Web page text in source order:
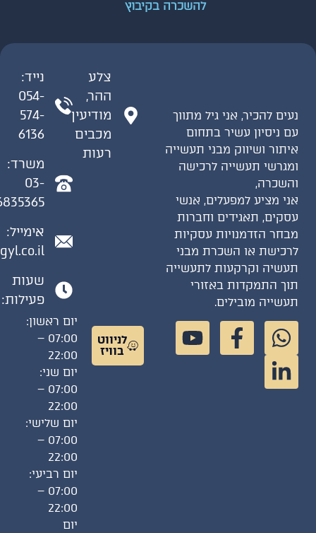
להשכרה בקיבוץ
להכיר, אני גיל מתווך
ניסיון עשיר בתחום
ושיווק מבני תעשייה
תעשייה לרכישה
מציע למפעלים, אנשי
תאגידים וחברות
הזדמנויות עסקיות
או השכרת מבני
וקרקעות לתעשייה
התמקדות באזורי
מובילים.
ההר,
מודיעין
מכבים
רעות
לניווט
בוויז
054-
574-
6136
משרד:
03-
6835365
אימייל:
gil@gyl.co.il
שעות
פעילות:
יום ראשון:
07:00 –
22:00
יום שני:
07:00 –
22:00
יום שלישי:
07:00 –
22:00
יום רביעי:
07:00 –
22:00